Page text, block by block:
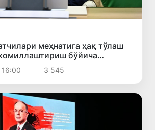
меҳнатига ҳақ тўлаш
бўйича
чиқилди
16:00 3 545